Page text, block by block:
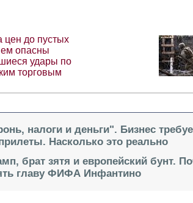
цен до пустых
опасны
удары по
торговым
налоги и деньги". Бизнес
Насколько это реально
брат зятя и европейский бунт.
главу ФИФА Инфантино